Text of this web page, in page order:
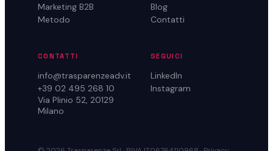
Marketing B2B
Metodo
Blog
Contatti
CONTATTI
info@trasparenzeadv.it
+39 02 495 268 10
Via Plinio 52, 20129
Milano
SEGUICI
LinkedIn
Instagram